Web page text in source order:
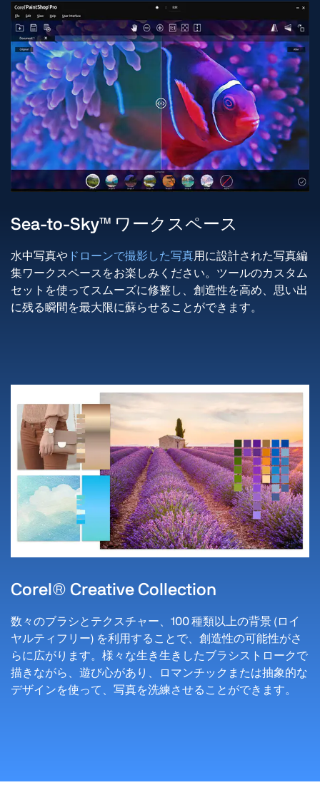
Sea-to-Sky™ ワークスペース
水中写真や ドローンで撮影した写真用に設計された写真編
集ワークスペースをお楽しみください。ツールのカスタム
セットを使ってスムーズに修整し、創造性を高め、思い出
に残る瞬間を最大限に蘇らせることができます。
Corel® Creative Collection
数々のブラシとテクスチャー、100 種類以上の背景 (ロイ
ヤルティフリー) を利用することで、創造性の可能性がさ
らに広がります。様々な生き生きしたブラシストロークで
描きながら、遊び心があり、ロマンチックまたは抽象的な
デザインを使って、写真を洗練させることができます。